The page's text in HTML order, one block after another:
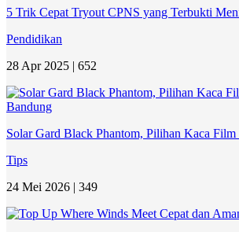
5 Trik Cepat Tryout CPNS yang Terbukti
Pendidikan
28 Apr 2025 | 652
Solar Gard Black Phantom, Pilihan Kaca
Tips
24 Mei 2026 | 349